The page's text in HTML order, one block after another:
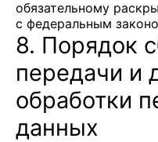
обязательному
с федеральным
8. Порядок
передачи и
обработки
данных